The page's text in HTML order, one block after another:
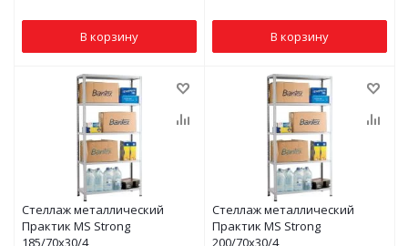
В корзину В корзину
Стеллаж металлический
Практик MS Strong
185/70x30/4
Стеллаж металлический
Практик MS Strong
200/70x30/4